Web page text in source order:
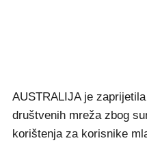
AUSTRALIJA je
društvenih mreža zbog
korištenja za korisnike